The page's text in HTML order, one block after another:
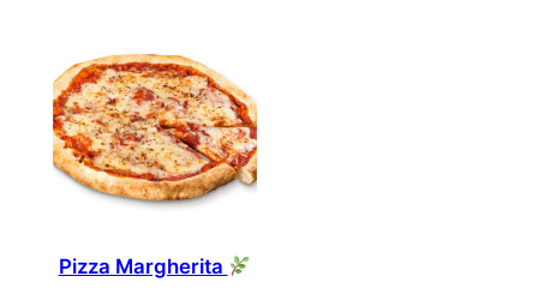
Pizza Margherita